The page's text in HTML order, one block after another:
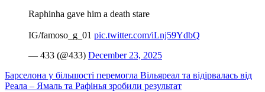
Raphinha gave him a death stare
IG/famoso_g_01 pic.twitter.com/iLnj59YdbQ
— 433 (@433) December 23, 2025
Барселона у більшості перемогла Вільяреал та відірвалась від
Реала – Ямаль та Рафінья зробили результат